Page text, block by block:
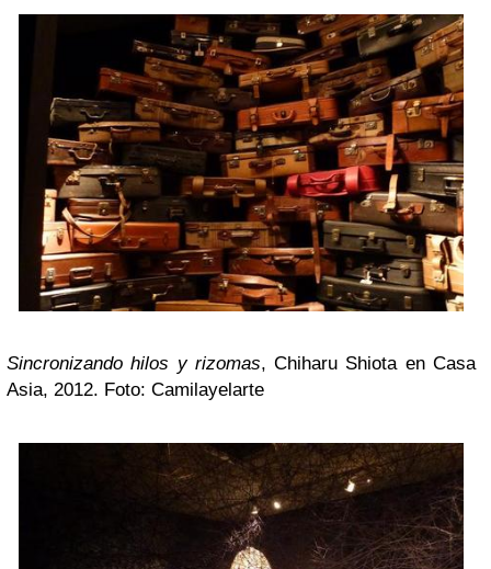
Sincronizando hilos y rizomas, Chiharu Shiota en Casa
Asia, 2012. Foto: Camilayelarte